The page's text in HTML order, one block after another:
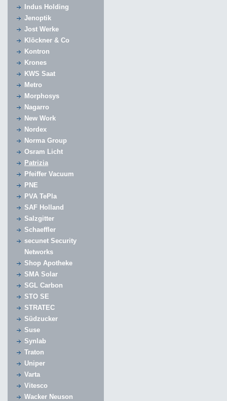
Indus Holding
Jenoptik
Jost Werke
Klöckner & Co
Kontron
Krones
KWS Saat
Metro
Morphosys
Nagarro
New Work
Nordex
Norma Group
Osram Licht
Patrizia
Pfeiffer Vacuum
PNE
PVA TePla
SAF Holland
Salzgitter
Schaeffler
secunet Security
Networks
Shop Apotheke
SMA Solar
SGL Carbon
STO SE
STRATEC
Südzucker
Suse
Synlab
Traton
Uniper
Varta
Vitesco
Wacker Neuson